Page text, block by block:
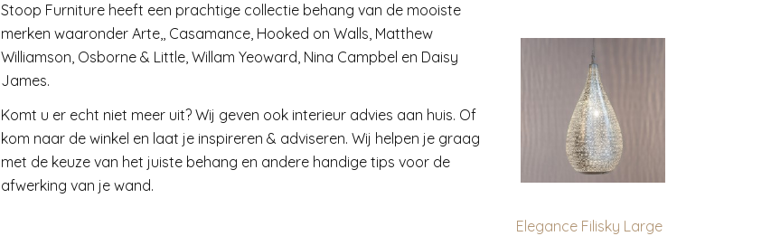
Stoop Furniture heeft een prachtige collectie behang van de mooiste
merken waaronder Arte,, Casamance, Hooked on Walls, Matthew
Williamson, Osborne & Little, Willam Yeoward, Nina Campbel en Daisy
James.
Komt u er echt niet meer uit? Wij geven ook interieur advies aan huis. Of
kom naar de winkel en laat je inspireren & adviseren. Wij helpen je graag
met de keuze van het juiste behang en andere handige tips voor de
afwerking van je wand.
Elegance Filisky Large